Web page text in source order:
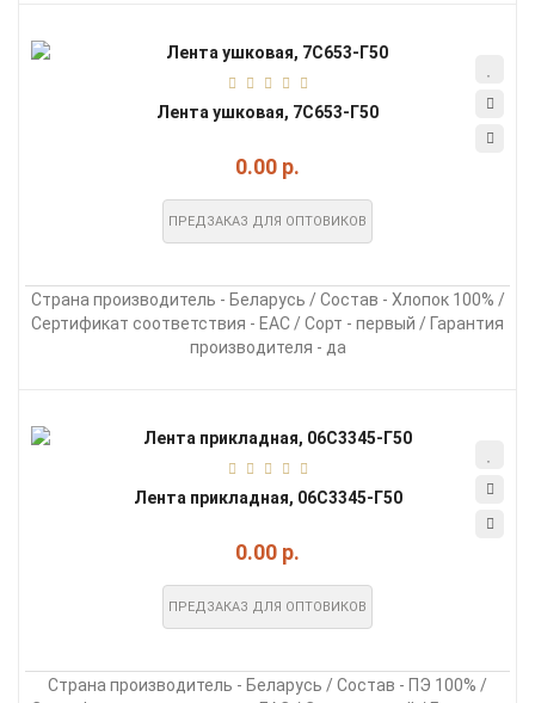
Лента ушковая, 7С653-Г50
0.00 р.
ПРЕДЗАКАЗ ДЛЯ ОПТОВИКОВ
Страна производитель - Беларусь / Состав - Хлопок 100% /
Сертификат соответствия - EAC / Сорт - первый / Гарантия
производителя - да
Лента прикладная, 06С3345-Г50
0.00 р.
ПРЕДЗАКАЗ ДЛЯ ОПТОВИКОВ
Страна производитель - Беларусь / Состав - ПЭ 100% /